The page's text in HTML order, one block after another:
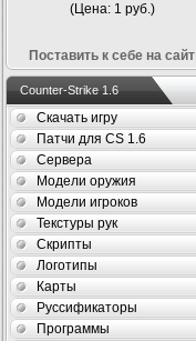
(Цена: 1 руб.)
Поставить к себе на сайт
Counter-Strike 1.6
Скачать игру
Патчи для CS 1.6
Сервера
Модели оружия
Модели игроков
Текстуры рук
Скрипты
Логотипы
Карты
Руссификаторы
Программы